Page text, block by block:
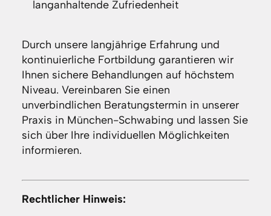
langanhaltende Zufriedenheit
Durch unsere langjährige Erfahrung und
kontinuierliche Fortbildung garantieren wir
Ihnen sichere Behandlungen auf höchstem
Niveau. Vereinbaren Sie einen
unverbindlichen Beratungstermin in unserer
Praxis in München-Schwabing und lassen Sie
sich über Ihre individuellen Möglichkeiten
informieren.
Rechtlicher Hinweis: